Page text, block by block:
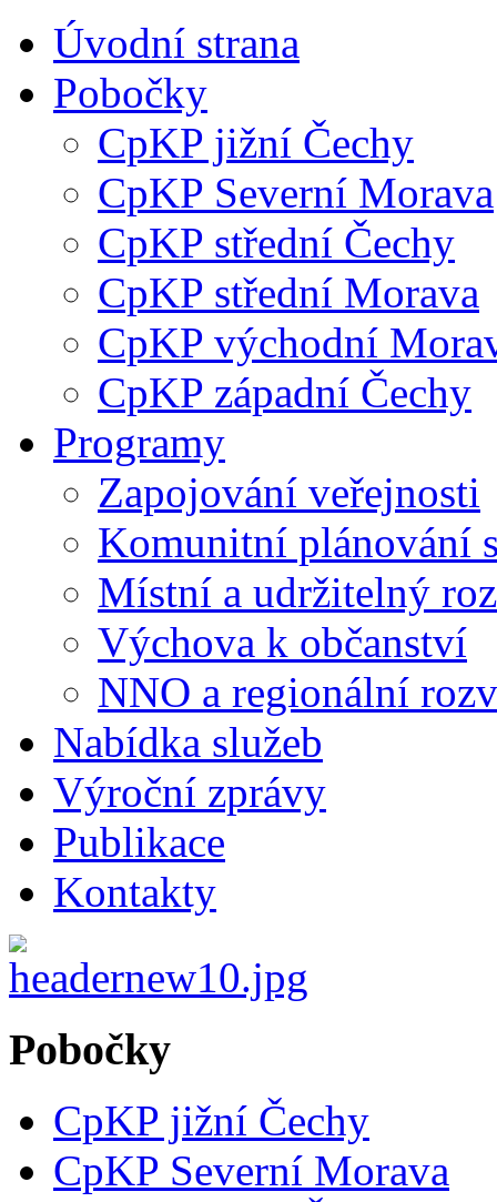
Úvodní strana
Pobočky
CpKP jižní Čechy
CpKP Severní Morava
CpKP střední Čechy
CpKP střední Morava
CpKP východní
CpKP západní Čechy
Programy
Zapojování veřejnosti
Komunitní plánování
Místní a udržitelný
Výchova k občanství
NNO a regionální
Nabídka služeb
Výroční zprávy
Publikace
Kontakty
Pobočky
CpKP jižní Čechy
CpKP Severní Morava